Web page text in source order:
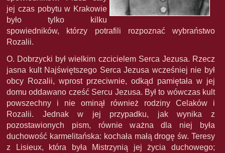
jej czas pobytu w Krakowie
było tylko kilku
spowiedników, którzy potrafili rozpoznać wybraństwo
Rozalii.
O. Dobrzycki był wielkim czcicielem Serca Jezusa. Rzecz
jasna kult Najświętszego Serca Jezusa wcześniej nie był
obcy Rozalii, wprost przeciwnie, odkąd pamiętała w jej
domu oddawano cześć Sercu Jezusa. Był to wówczas kult
powszechny i nie ominął również rodziny Celaków i
Rozalii. Jednak w jej przypadku, jak wynika z
pozostawionych pism, równie ważna dla niej była
duchowość karmelitańska: kochała małą drogę św. Teresy
z Lisieux, która była Mistrzynią jej życia duchowego;